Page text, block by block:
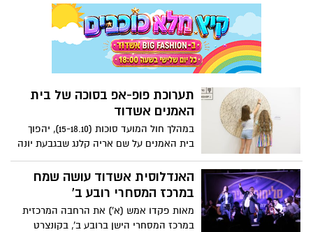
משהו אחר שתלוש מהמציאות בצורה
קיצונית. עם התקדמות העונות, הסדרה
מקבלת צורה קצת יותר אמינה, אולי בזכות
שמונת החודשים בהם מקארנה פריירו נמצאת
לשמחתי הרבה בקומה
תערוכת פופ-אפ בסוכה של בית
האמנים אשדוד
במהלך חול המועד סוכות (15-18.10), יהפוך
בית האמנים על שם אריה קלנג שבגבעת יונה
לסוכה גדולה שתארח את אמני אשדוד
לתערוכת פופ אפ אשר תציע למכירה יצירות
אמנות של אמנים מקומיים ל-4 ימים בלבד
האנדלוסית אשדוד עושה שמח
במרכז המסחרי רובע ב'
מאות פקדו אמש (א') את הרחבה המרכזית
במרכז המסחרי הישן ברובע ב', בקונצרט